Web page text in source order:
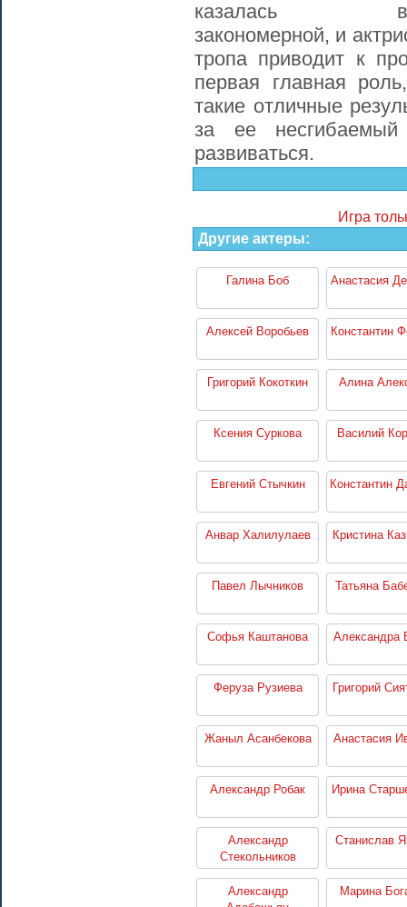
казалась
закономерной, и
тропа приводит к
первая главная
такие отличные
за ее
развиваться.
Игра
Другие актеры:
Галина Боб Анастасия
Алексей Воробьев Константин
Григорий Кокоткин Алина
Ксения Суркова Василий
Евгений Стычкин Константин
Анвар Халилулаев Кристина
Павел Лычников Татьяна
Софья Каштанова Александра
Феруза Рузиева Григорий
Жаныл Асанбекова Анастасия
Александр Робак Ирина
Александр
Стекольников
Станислав
Александр
Марина